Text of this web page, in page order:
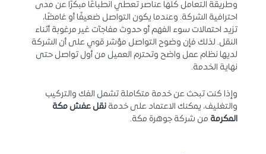
وطريقة التعامل كلها عناصر تعطي انطباعًا مبكرًا عن مدى
احترافية الشركة. وعندما يكون التواصل ضعيفًا أو غامضًا،
تزيد احتمالات سوء الفهم أو حدوث مفاجآت غير مرغوبة أثناء
النقل. لذلك فإن وضوح التواصل مؤشر قوي على أن الشركة
لديها نظام عمل واضح وتحترم العميل من أول تواصل حتى
نهاية الخدمة.
وإذا كنت تبحث عن خدمة متكاملة تشمل الفك والتركيب
والتغليف، يمكنك الاعتماد على خدمة نقل عفش مكة
المكرمة من شركة جوهرة مكة.